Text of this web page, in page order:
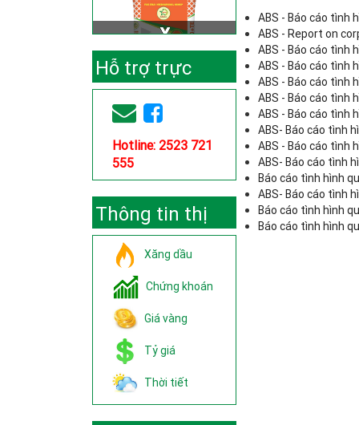
Hỗ trợ trực
tuyến
Hotline: 2523 721
555
Thông tin thị
trườngXăng dầu
Chứng khoán
Giá vàng
Tỷ giá
Thời tiết
ABS - Báo cáo tình
ABS - Report on
ABS - Báo cáo tình
ABS - Báo cáo tình
ABS - Báo cáo tình
ABS - Báo cáo tình
ABS - Báo cáo tình
ABS- Báo cáo tình
ABS - Báo cáo tình
ABS- Báo cáo tình
Báo cáo tình hình
ABS- Báo cáo tình
Báo cáo tình hình
Báo cáo tình hình